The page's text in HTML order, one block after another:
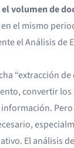
el volumen de
en el mismo
el Análisis de
“extracción de
convertir
Pero
El análisis